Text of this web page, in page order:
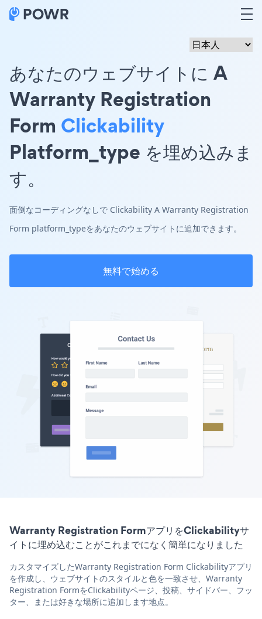
あなたのウェブサイトに A
Warranty Registration
Form Clickability
Platform_type を埋め込みま
す。
面倒なコーディングなしで Clickability A Warranty Registration
Form platform_typeをあなたのウェブサイトに追加できます。
無料で始める
Warranty Registration FormアプリをClickabilityサ
イトに埋め込むことがこれまでになく簡単になりました
カスタマイズしたWarranty Registration Form Clickabilityアプリ
を作成し、ウェブサイトのスタイルと色を一致させ、Warranty
Registration FormをClickabilityページ、投稿、サイドバー、フッ
ター、または好きな場所に追加します地点。